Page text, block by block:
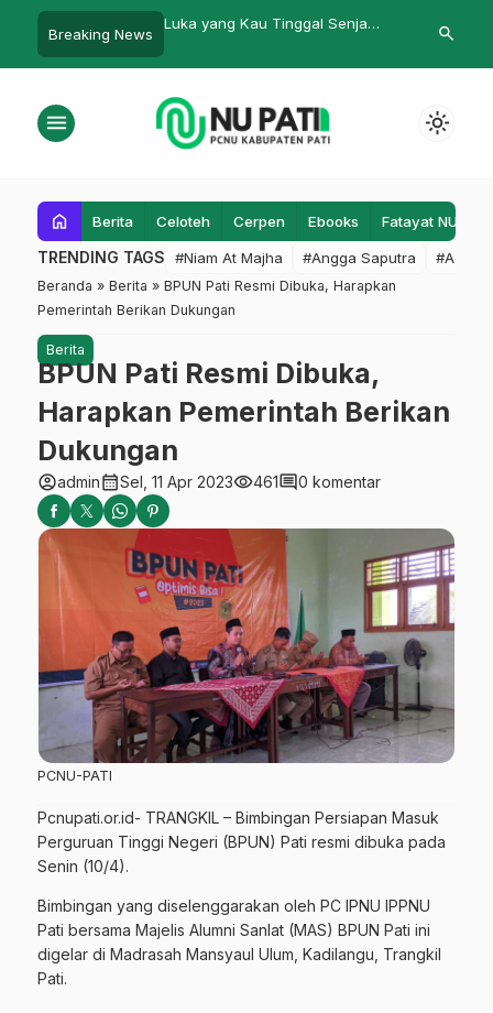
Breaking News
Tradisi Buka Puasa Bersama search
menu light_mode
home Berita Celoteh Cerpen Ebooks Fatayat NU
TRENDING TAGS #Niam At Majha #Angga Saputra #Admin
Beranda » Berita » BPUN Pati Resmi Dibuka, Harapkan
Pemerintah Berikan Dukungan
Berita
BPUN Pati Resmi Dibuka,
Harapkan Pemerintah Berikan
Dukungan
account_circleadmincalendar_monthSel, 11 Apr 2023visibility461comment0 komentar
PCNU-PATI
Pcnupati.or.id- TRANGKIL – Bimbingan Persiapan Masuk
Perguruan Tinggi Negeri (BPUN) Pati resmi dibuka pada
Senin (10/4).
Bimbingan yang diselenggarakan oleh PC IPNU IPPNU
Pati bersama Majelis Alumni Sanlat (MAS) BPUN Pati ini
digelar di Madrasah Mansyaul Ulum, Kadilangu, Trangkil
Pati.